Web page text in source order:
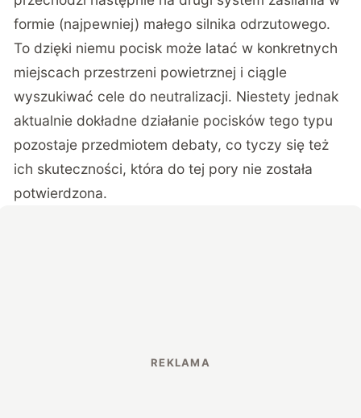
formie (najpewniej) małego silnika odrzutowego.
To dzięki niemu pocisk może latać w konkretnych
miejscach przestrzeni powietrznej i ciągle
wyszukiwać cele do neutralizacji. Niestety jednak
aktualnie dokładne działanie pocisków tego typu
pozostaje przedmiotem debaty, co tyczy się też
ich skuteczności, która do tej pory nie została
potwierdzona.